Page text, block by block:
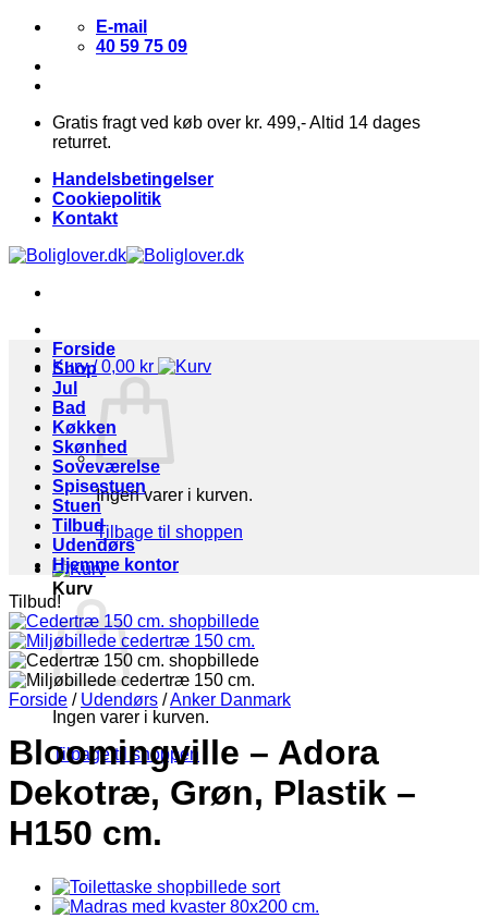
Fortsæt
indhold
E-mail
40 59 75 09
Gratis fragt ved køb over kr. 499,- Altid 14 dages
returret.
Handelsbetingelser
Cookiepolitik
Kontakt
Kurv /0,00 kr
Ingen varer i kurven.
Tilbage til shoppen
Kurv
Ingen varer i kurven.
Tilbage til shoppen
Forside
Shop
Jul
Bad
Køkken
Skønhed
Soveværelse
Spisestuen
Stuen
Tilbud
Udendørs
Hjemme kontor
Tilbud!
Forside / Udendørs /Anker Danmark
Bloomingville – Adora
Dekotræ, Grøn, Plastik –
H150 cm.